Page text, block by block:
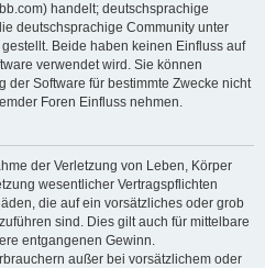
handelt; deutschsprachige
deutschsprachige Community unter
Beide haben keinen Einfluss auf
verwendet wird. Sie können
der Software für bestimmte Zwecke nicht
Foren Einfluss nehmen.
der Verletzung von Leben, Körper
wesentlicher Vertragspflichten
die auf ein vorsätzliches oder grob
sind. Dies gilt auch für mittelbare
entgangenen Gewinn.
außer bei vorsätzlichem oder